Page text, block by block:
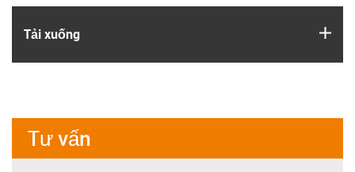
Tải xuống
Tư vấn